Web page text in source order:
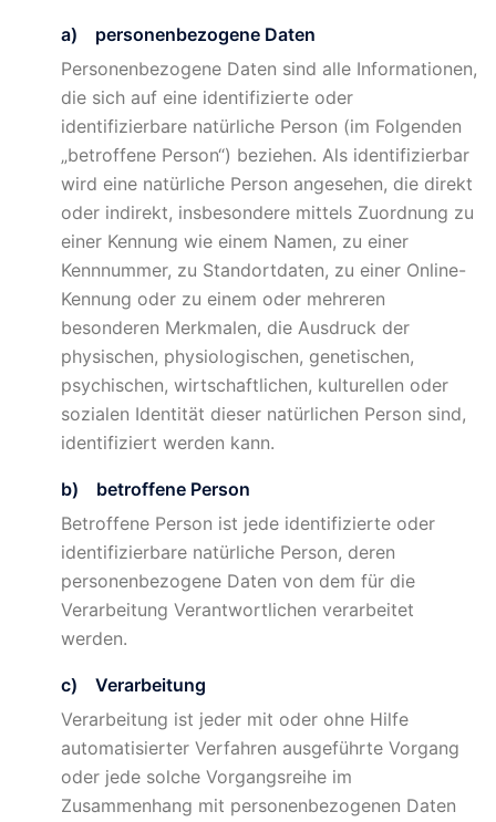
a) personenbezogene Daten
Personenbezogene Daten sind alle Informationen,
die sich auf eine identifizierte oder
identifizierbare natürliche Person (im Folgenden
„betroffene Person“) beziehen. Als identifizierbar
wird eine natürliche Person angesehen, die direkt
oder indirekt, insbesondere mittels Zuordnung zu
einer Kennung wie einem Namen, zu einer
Kennnummer, zu Standortdaten, zu einer Online-
Kennung oder zu einem oder mehreren
besonderen Merkmalen, die Ausdruck der
physischen, physiologischen, genetischen,
psychischen, wirtschaftlichen, kulturellen oder
sozialen Identität dieser natürlichen Person sind,
identifiziert werden kann.
b) betroffene Person
Betroffene Person ist jede identifizierte oder
identifizierbare natürliche Person, deren
personenbezogene Daten von dem für die
Verarbeitung Verantwortlichen verarbeitet
werden.
c) Verarbeitung
Verarbeitung ist jeder mit oder ohne Hilfe
automatisierter Verfahren ausgeführte Vorgang
oder jede solche Vorgangsreihe im
Zusammenhang mit personenbezogenen Daten